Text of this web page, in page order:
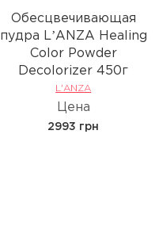
Обесцвечивающая
пудра LʼANZA Healing
Color Powder
Decolorizer 450г
L'ANZA
Цена
2993 грн